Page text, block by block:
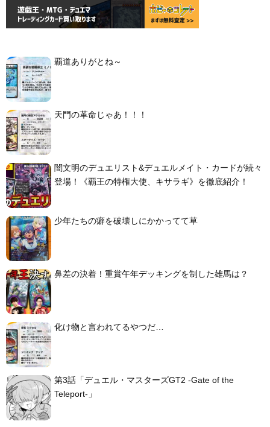
覇道ありがとね～
天門の革命じゃあ！！！
闇文明のデュエリスト&デュエルメイト・カードが続々
登場！《覇王の特権大使、キサラギ》を徹底紹介！
少年たちの癖を破壊しにかかってて草
鼻差の決着！重賞午年デッキングを制した雄馬は？
化け物と言われてるやつだ…
第3話「デュエル・マスターズGT2 -Gate of the
Teleport-」